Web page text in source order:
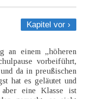
Kapitel vor ›
an einem „höheren
vorbeiführt,
da in preußischen
hat es geläutet und
eine Klasse ist